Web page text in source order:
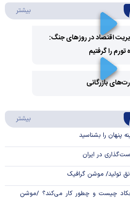
بیشتر
Play
Video
اقتصاد در روزهای جنگ:
را گرفتیم
Video
بازرگانی
بیشتر
در ایران
تولید/ موشن گرافیک
چیست و چطور کار می‌کند؟ /موشن